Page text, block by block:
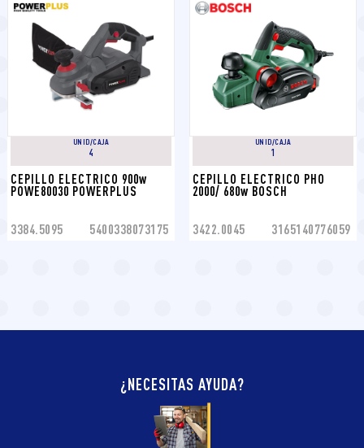
UNID/CAJA
4
CEPILLO ELECTRICO 900w
POWE80030 POWERPLUS
3384.5095 5400338073175
UNID/CAJA
1
CEPILLO ELECTRICO PHO
2000/ 680w BOSCH
3422.0045 3165140776059
¿NECESITAS AYUDA?